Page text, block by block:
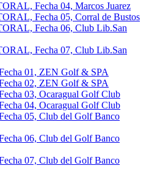
Fecha 04, Marcos Juarez
Fecha 05, Corral de Bustos
Fecha 06, Club Lib.San
Fecha 07, Club Lib.San
01, ZEN Golf & SPA
02, ZEN Golf & SPA
03, Ocaragual Golf Club
04, Ocaragual Golf Club
05, Club del Golf Banco
06, Club del Golf Banco
07, Club del Golf Banco